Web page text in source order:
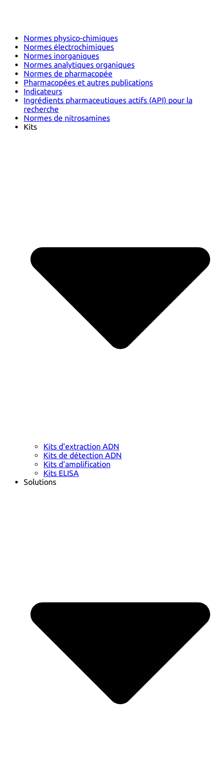
Normes physico-chimiques
Normes électrochimiques
Normes inorganiques
Normes analytiques organiques
Normes de pharmacopée
Pharmacopées et autres publications
Indicateurs
Ingrédients pharmaceutiques actifs (API) pour la
recherche
Normes de nitrosamines
Kits
Kits d'extraction ADN
Kits de détection ADN
Kits d'amplification
Kits ELISA
Solutions